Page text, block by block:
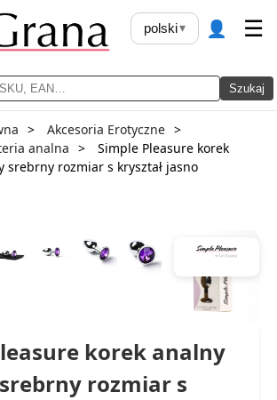
Szukaj
polski▾ 👤 ☰
Akcesoria Erotyczne
analna
Simple Pleasure korek
srebrny rozmiar s kryształ jasno
korek analny
rozmiar s